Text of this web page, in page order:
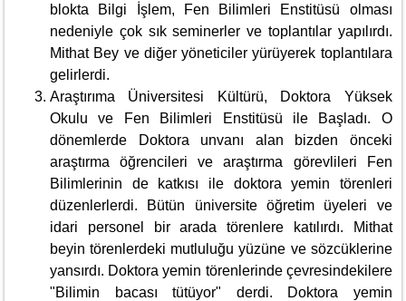
blokta Bilgi İşlem, Fen Bilimleri Enstitüsü olması
nedeniyle çok sık seminerler ve toplantılar yapılırdı.
Mithat Bey ve diğer yöneticiler yürüyerek toplantılara
gelirlerdi.
Araştırıma Üniversitesi Kültürü, Doktora Yüksek
Okulu ve Fen Bilimleri Enstitüsü ile Başladı. O
dönemlerde Doktora unvanı alan bizden önceki
araştırma öğrencileri ve araştırma görevlileri Fen
Bilimlerinin de katkısı ile doktora yemin törenleri
düzenlerlerdi. Bütün üniversite öğretim üyeleri ve
idari personel bir arada törenlere katılırdı. Mithat
beyin törenlerdeki mutluluğu yüzüne ve sözcüklerine
yansırdı. Doktora yemin törenlerinde çevresindekilere
"Bilimin bacası tütüyor" derdi. Doktora yemin